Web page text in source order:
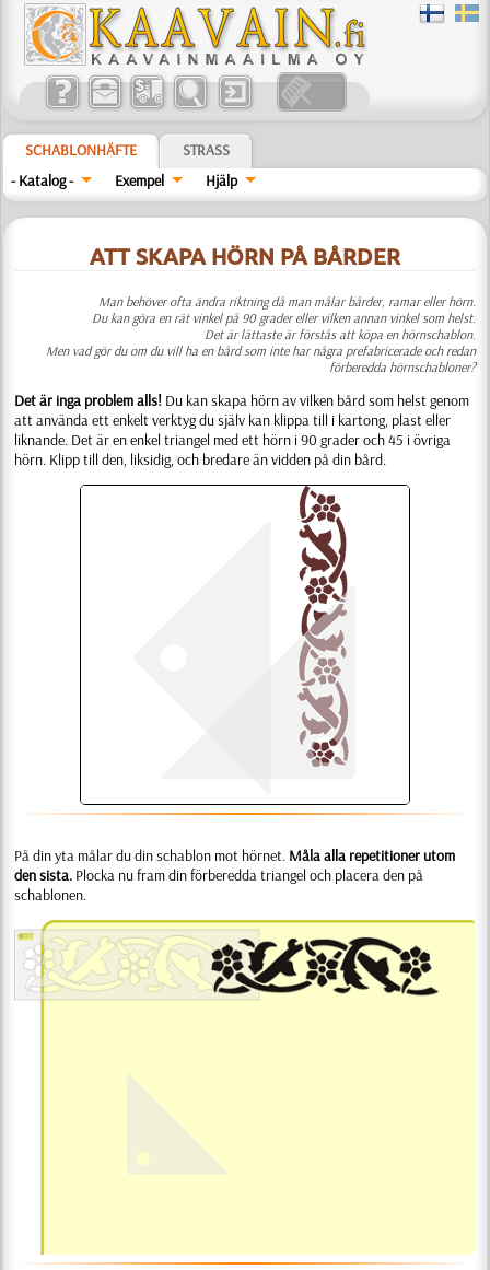
SCHABLONHÄFTE
STRASS
- Katalog -
Exempel Hjälp
ATT SKAPA HÖRN PÅ BÅRDER
Man behöver ofta ändra riktning då man målar bårder, ramar eller hörn.
Du kan göra en rät vinkel på 90 grader eller vilken annan vinkel som helst.
Det är lättaste är förstås att köpa en hörnschablon.
Men vad gör du om du vill ha en bård som inte har några prefabricerade och redan
förberedda hörnschabloner?
Det är inga problem alls! Du kan skapa hörn av vilken bård som helst genom
att använda ett enkelt verktyg du själv kan klippa till i kartong, plast eller
liknande. Det är en enkel triangel med ett hörn i 90 grader och 45 i övriga
hörn. Klipp till den, liksidig, och bredare än vidden på din bård.
På din yta målar du din schablon mot hörnet. Måla alla repetitioner utom
den sista. Plocka nu fram din förberedda triangel och placera den på
schablonen.